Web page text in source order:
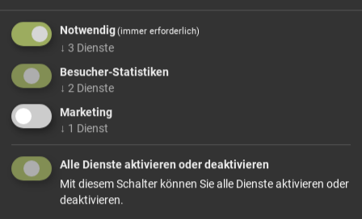
geriebene Tonkabohne genügt, um Süßspeisen und Gebäck
deutlich zu verfeinern.
🍴 Verwendung
Tonkabohnen eignen sich besonders für Desserts, Gebäck,
Milchreis, Kompott und feine Kuchenfüllungen. Am besten
wird die Bohne frisch und sehr sparsam mit einer feinen
Reibe verwendet. Ihr Aroma passt hervorragend zu Vanille,
Notwendig(immer erforderlich)
↓ 3 Dienste
Besucher-Statistiken
↓ 2 Dienste
Marketing
↓ 1 Dienst
Alle Dienste aktivieren oder deaktivieren
Mit diesem Schalter können Sie alle Dienste aktivieren oder
deaktivieren.